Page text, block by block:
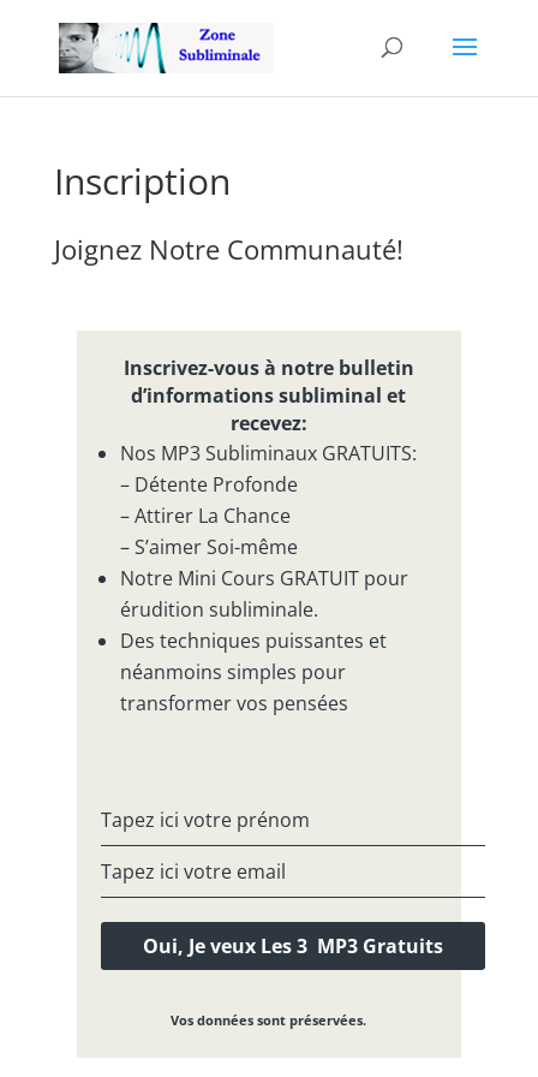
Inscription
Joignez Notre Communauté!
Inscrivez-vous à notre bulletin
d’informations subliminal et
recevez:
Nos MP3 Subliminaux GRATUITS:
– Détente Profonde
– Attirer La Chance
– S’aimer Soi-même
Notre Mini Cours GRATUIT pour
érudition subliminale.
Des techniques puissantes et
néanmoins simples pour
transformer vos pensées
Vos données sont préservées.